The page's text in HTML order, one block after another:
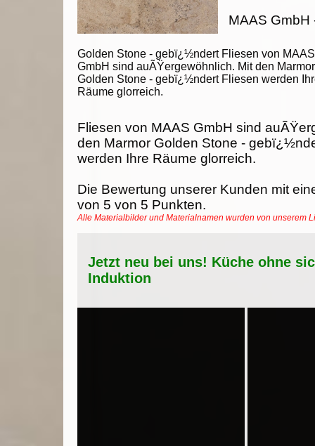
Golden Stone - gebï¿½ndert Fliesen von MAAS
GmbH sind auÃŸergewöhnlich. Mit den Marmor
Golden Stone - gebï¿½ndert Fliesen werden
Räume glorreich.
MAAS GmbH
Fliesen von MAAS GmbH sind
den Marmor Golden Stone -
werden Ihre Räume glorreich.
Die Bewertung unserer Kunden mit
von 5 von 5 Punkten.
Alle Materialbilder und Materialnamen wurden von unserem
Jetzt neu bei uns! Küche ohne
Induktion